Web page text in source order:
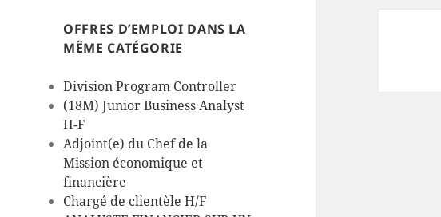
OFFRES D’EMPLOI DANS LA
MÊME CATÉGORIE
Division Program Controller
(18M) Junior Business Analyst
H-F
Adjoint(e) du Chef de la
Mission économique et
financière
Chargé de clientèle H/F